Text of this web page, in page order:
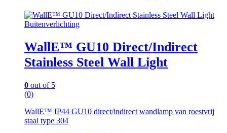
Buitenverlichting
WallE™ GU10 Direct/Indirect
Stainless Steel Wall Light
0 out of 5
(0)
WallE™ IP44 GU10 direct/indirect wandlamp van roestvrij
staal type 304